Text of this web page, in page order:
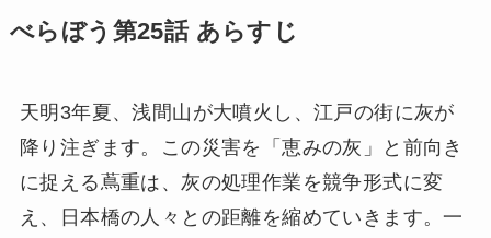
べらぼう第25話 あらすじ
天明3年夏、浅間山が大噴火し、江戸の街に灰が
降り注ぎます。この災害を「恵みの灰」と前向き
に捉える蔦重は、灰の処理作業を競争形式に変
え、日本橋の人々との距離を縮めていきます。一